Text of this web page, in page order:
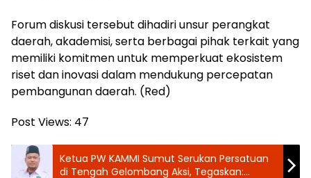
Forum diskusi tersebut dihadiri unsur perangkat
daerah, akademisi, serta berbagai pihak terkait yang
memiliki komitmen untuk memperkuat ekosistem
riset dan inovasi dalam mendukung percepatan
pembangunan daerah. (Red)
Post Views: 47
‎Ketua PW KAMMI Sumut Serukan Persatuan
di Tengah Gelombang Aksi, Tegaskan: